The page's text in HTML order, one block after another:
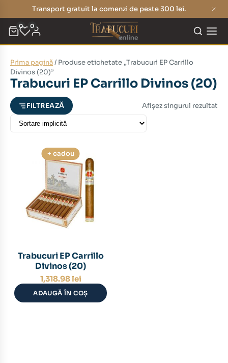
Transport gratuit la comenzi de peste 300 lei.
0 0
Prima pagină/ Produse etichetate „Trabucuri EP Carrillo
Divinos (20)”
Trabucuri EP Carrillo Divinos (20)
FILTREAZĂ Afișez singurul rezultat
+ cadou
Trabucuri EP Carrillo
Divinos (20)
1,318.98lei
ADAUGĂ ÎN COȘ